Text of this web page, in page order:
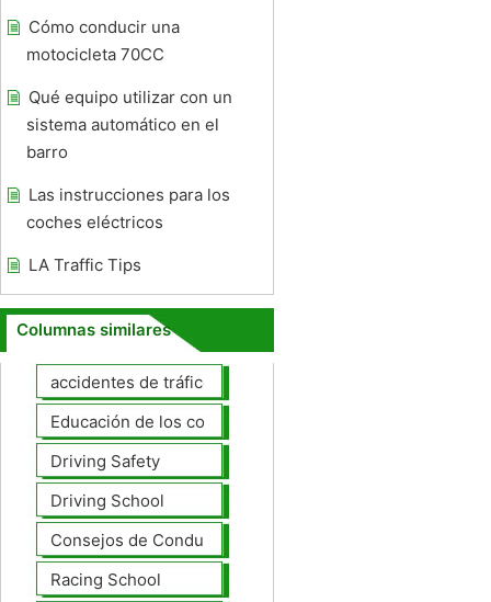
Cómo conducir una
motocicleta 70CC
Qué equipo utilizar con un
sistema automático en el
barro
Las instrucciones para los
coches eléctricos
LA Traffic Tips
Columnas similares
accidentes de tráfico
Educación de los conductores
Driving Safety
Driving School
Consejos de Conducción
Racing School